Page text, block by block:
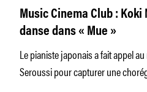
Music Cinema Club :
danse dans « Mue »
Le pianiste japonais a fait appel
Seroussi pour capturer une